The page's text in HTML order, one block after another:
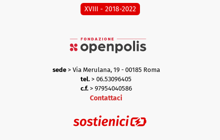
XVIII - 2018-2022
sede> Via Merulana, 19 - 00185 Roma
tel. > 06.53096405
c.f.> 97954040586
Contattaci